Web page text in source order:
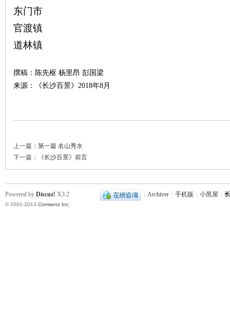
东门市
官渡镇
道林镇
撰稿：陈先枢 杨里昂 彭国梁
来源：《长沙百景》2018年8月
上一篇： 第一篇 名山秀水
下一篇：
《长沙百景》前言
Archiver 手机版 小黑屋
Powered by Discuz! X3.2
© 2001-2013 Comsenz Inc.